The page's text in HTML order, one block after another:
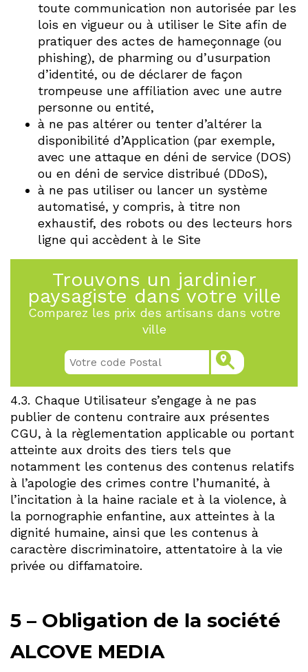
toute communication non autorisée par les
lois en vigueur ou à utiliser le Site afin de
pratiquer des actes de hameçonnage (ou
phishing), de pharming ou d’usurpation
d’identité, ou de déclarer de façon
trompeuse une affiliation avec une autre
personne ou entité,
à ne pas altérer ou tenter d’altérer la
disponibilité d’Application (par exemple,
avec une attaque en déni de service (DOS)
ou en déni de service distribué (DDoS),
à ne pas utiliser ou lancer un système
automatisé, y compris, à titre non
exhaustif, des robots ou des lecteurs hors
ligne qui accèdent à le Site
Trouvons un jardinier
paysagiste dans votre ville
Comparez les prix des artisans dans votre
ville
4.3. Chaque Utilisateur s’engage à ne pas
publier de contenu contraire aux présentes
CGU, à la règlementation applicable ou portant
atteinte aux droits des tiers tels que
notamment les contenus des contenus relatifs
à l’apologie des crimes contre l’humanité, à
l’incitation à la haine raciale et à la violence, à
la pornographie enfantine, aux atteintes à la
dignité humaine, ainsi que les contenus à
caractère discriminatoire, attentatoire à la vie
privée ou diffamatoire.
5 – Obligation de la société
ALCOVE MEDIA